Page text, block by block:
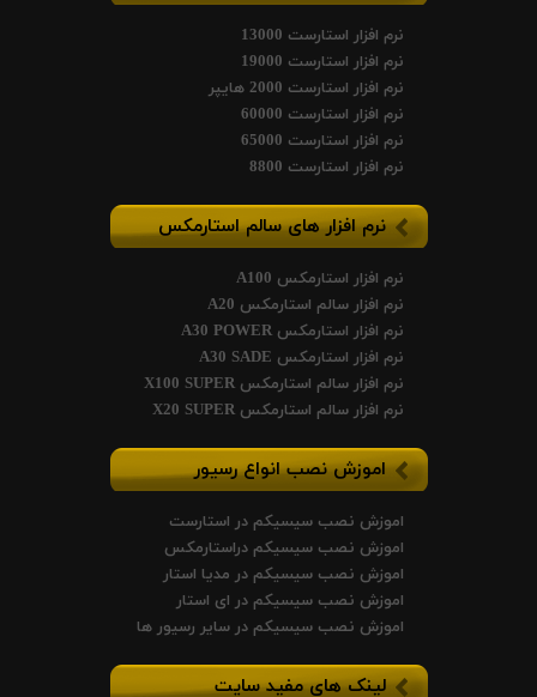
نرم افزار استارست 13000
نرم افزار استارست 19000
نرم افزار استارست 2000 هایپر
نرم افزار استارست 60000
نرم افزار استارست 65000
نرم افزار استارست 8800
نرم افزار های سالم استارمکس
نرم افزار استارمکس A100
نرم افزار سالم استارمکس A20
نرم افزار استارمکس A30 POWER
نرم افزار استارمکس A30 SADE
نرم افزار سالم استارمکس X100 SUPER
نرم افزار سالم استارمکس X20 SUPER
اموزش نصب انواع رسیور
اموزش نصب سیسیکم در استارست
اموزش نصب سیسیکم دراستارمکس
اموزش نصب سیسیکم در مدیا استار
اموزش نصب سیسیکم در ای استار
اموزش نصب سیسیکم در سایر رسیور ها
لینک های مفید سایت